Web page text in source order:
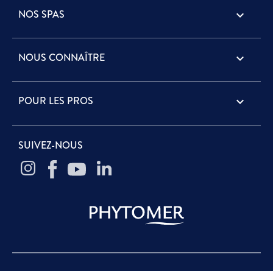
NOS SPAS 
NOUS CONNAÎTRE 
POUR LES PROS 
SUIVEZ-NOUS